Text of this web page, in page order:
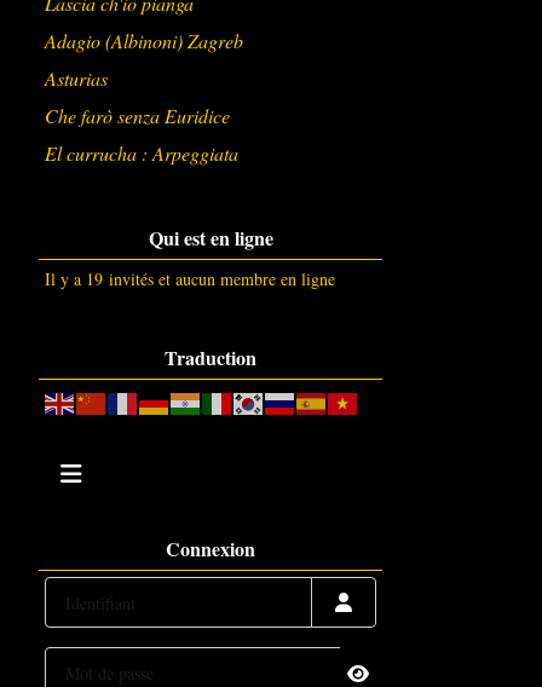
Adagio (Albinoni) Zagreb
Asturias
Che farò senza Euridice
El currucha : Arpeggiata
Qui est en ligne
Il y a 19 invités et aucun membre en ligne
Traduction
Connexion
Identifiant
Mot de passe